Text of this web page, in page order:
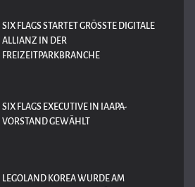
SIX FLAGS STARTET GRÖSSTE DIGITALE A
LLIANZ IN DER F
REIZEITPARKBRANCHE
SIX FLAGS EXECUTIVE IN IAAPA-
VORSTAND GEWÄHLT
LEGOLAND KOREA WURDE AM